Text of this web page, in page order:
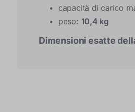
capacità di carico
peso: 10,4 kg
Dimensioni esatte